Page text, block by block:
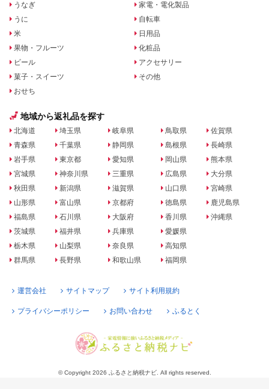
うなぎ
うに
米
果物・フルーツ
ビール
菓子・スイーツ
おせち
家電・電化製品
自転車
日用品
化粧品
アクセサリー
その他
地域から返礼品を探す
北海道
青森県
岩手県
宮城県
秋田県
山形県
福島県
茨城県
栃木県
群馬県
埼玉県
千葉県
東京都
神奈川県
新潟県
富山県
石川県
福井県
山梨県
長野県
岐阜県
静岡県
愛知県
三重県
滋賀県
京都府
大阪府
兵庫県
奈良県
和歌山県
鳥取県
島根県
岡山県
広島県
山口県
徳島県
香川県
愛媛県
高知県
福岡県
佐賀県
長崎県
熊本県
大分県
宮崎県
鹿児島県
沖縄県
運営会社 サイトマップ サイト利用規約
プライバシーポリシー お問い合わせ ふるとく
© Copyright 2026 ふるさと納税ナビ. All rights reserved.